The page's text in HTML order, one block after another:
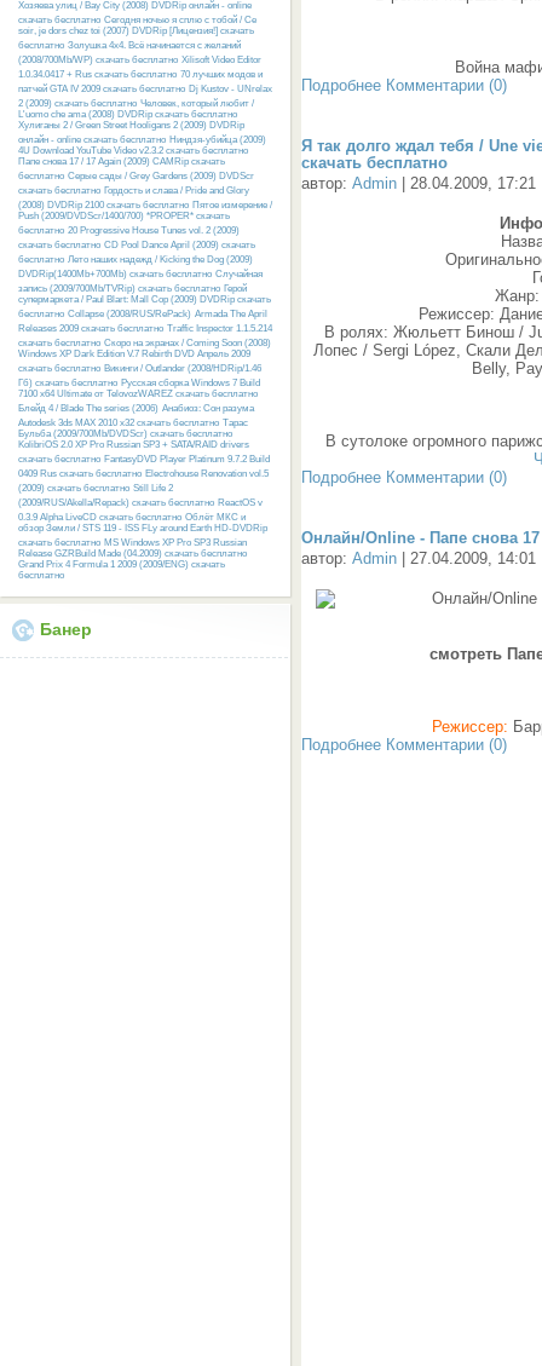
Хозяева улиц / Bay City (2008) DVDRip онлайн - online
скачать бесплатно Сегодня ночью я сплю с тобой / Ce
soir, je dors chez toi (2007) DVDRip [Лицензия!] скачать
бесплатно Золушка 4х4. Всё начинается с желаний
(2008/700Mb/WP) скачать бесплатно Xilisoft Video Editor
1.0.34.0417 + Rus скачать бесплатно 70 лучших модов и
патчей GTA IV 2009 скачать бесплатно Dj Kustov - UNrelax
2 (2009) скачать бесплатно Человек, который любит /
L'uomo che ama (2008) DVDRip скачать бесплатно
Хулиганы 2 / Green Street Hooligans 2 (2009) DVDRip
онлайн - online скачать бесплатно Ниндзя-убийца (2009)
4U Download YouTube Video v2.3.2 скачать бесплатно
Папе снова 17 / 17 Again (2009) CAMRip скачать
бесплатно Серые сады / Grey Gardens (2009) DVDScr
скачать бесплатно Гордость и слава / Pride and Glory
(2008) DVDRip 2100 скачать бесплатно Пятое измерение /
Push (2009/DVDScr/1400/700) *PROPER* скачать
бесплатно 20 Progressive House Tunes vol. 2 (2009)
скачать бесплатно CD Pool Dance April (2009) скачать
бесплатно Лето наших надежд / Kicking the Dog (2009)
DVDRip(1400Mb+700Mb) скачать бесплатно Случайная
запись (2009/700Mb/TVRip) скачать бесплатно Герой
супермаркета / Paul Blart: Mall Cop (2009) DVDRip скачать
бесплатно Collapse (2008/RUS/RePack) Armada The April
Releases 2009 скачать бесплатно Traffic Inspector 1.1.5.214
скачать бесплатно Скоро на экранах / Coming Soon (2008)
Windows XP Dark Edition V.7 Rebirth DVD Апрель 2009
скачать бесплатно Викинги / Outlander (2008/HDRip/1.46
Гб) скачать бесплатно Русcкая сборка Windows 7 Build
7100 x64 Ultimate от TelovozWAREZ скачать бесплатно
Блейд 4 / Blade The series (2006) Анабиоз: Сон разума
Autodesk 3ds MAX 2010 x32 скачать бесплатно Тарас
Бульба (2009/700Mb/DVDScr) скачать бесплатно
KolibriOS 2.0 XP Pro Russian SP3 + SATA/RAID drivers
скачать бесплатно FantasyDVD Player Platinum 9.7.2 Build
0409 Rus скачать бесплатно Electrohouse Renovation vol.5
(2009) скачать бесплатно Still Life 2
(2009/RUS/Akella/Repack) скачать бесплатно ReactOS v
0.3.9 Alpha LiveCD скачать бесплатно Облёт МКС и
обзор Земли / STS 119 - ISS FLy around Earth HD-DVDRip
скачать бесплатно MS Windows XP Pro SP3 Russian
Release GZRBuild Made (04.2009) скачать бесплатно
Grand Prix 4 Formula 1 2009 (2009/ENG) скачать
бесплатно
Банер
Война
Подробнее Комментарии (0)
Я так долго ждал тебя / Une
скачать бесплатно
автор: Admin | 28.04.2009,
Жанр:
Режиссер:
В ролях: Жюльетт Бинош /
Лопес / Sergi López, Скали
Belly,
В сутолоке огромного
Подробнее Комментарии (0)
Онлайн/Online - Папе снова 17
автор: Admin | 27.04.2009,
смотреть
Режиссер:
Подробнее Комментарии (0)